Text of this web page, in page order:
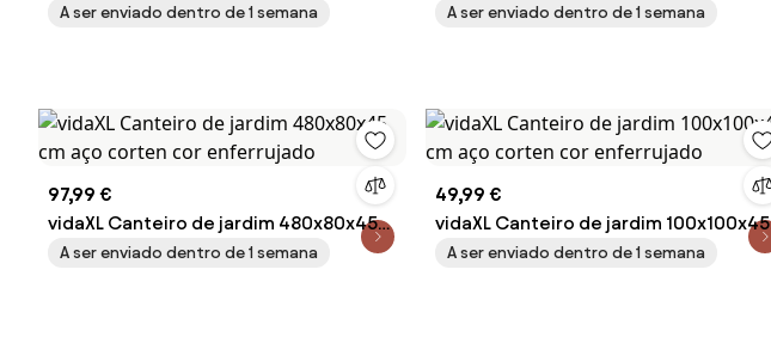
cm aço corten cor enferrujado
A ser enviado dentro de 1 semana
cm aço corten cor enferrujado
A ser enviado dentro de 1 semana
97,99 €
vidaXL Canteiro de jardim 480x80x45
cm aço corten cor enferrujado
A ser enviado dentro de 1 semana
49,99 €
vidaXL Canteiro de jardim 100x100x45
cm aço corten cor enferrujado
A ser enviado dentro de 1 semana